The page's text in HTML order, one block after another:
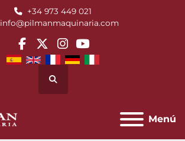
+34 973 449 021
info@pilmanmaquinaria.com
facebook
twitterinstagram
youtube
Buscar
Menú